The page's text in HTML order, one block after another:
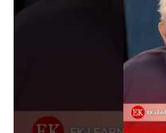
Đối với nhà đầu tư
dự án tiềm năng quan
đóng góp xã hội và bảo
bền vững tài chính mà
🎥 Xem video trực tiếp